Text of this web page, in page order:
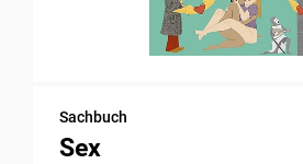
Sachbuch
Sex